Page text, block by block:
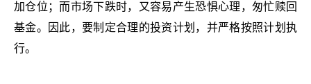
加仓位；而市场下跌时，又容易产生恐惧心理，匆忙赎回
基金。因此，要制定合理的投资计划，并严格按照计划执
行。